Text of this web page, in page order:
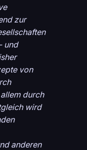
zur
und
von
durch
wird
anderen